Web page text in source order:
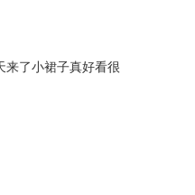
来了小裙子真好看很